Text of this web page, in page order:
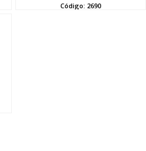
Código: 2690